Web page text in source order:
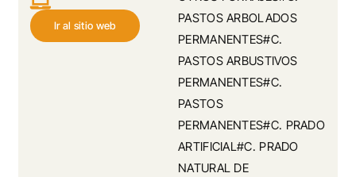
PASTOS ARBOLADOS
PERMANENTES#C.
PASTOS ARBUSTIVOS
PERMANENTES#C.
PASTOS
PERMANENTES#C. PRADO
ARTIFICIAL#C. PRADO
NATURAL DE
Ir al sitio web